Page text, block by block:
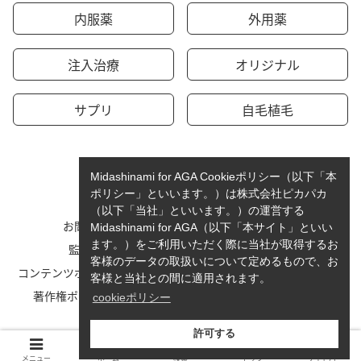
内服薬 外用薬
注入治療 オリジナル
サプリ 自毛植毛
お問い合わせ
運営者情報
監修者一覧
cookieポリシーについて
コンテンツポリシーと運営指針
利用規約
著作権ポリシー/免責事項
サイトマップ
© 2023-2026 Midashinami for AGA.
メニュー ホーム 検索 トップ サイドバー
Midashinami for AGA Cookieポリシー（以下「本
ポリシー」といいます。）は株式会社ピカパカ
（以下「当社」といいます。）の運営する
Midashinami for AGA（以下「本サイト」といい
ます。）をご利用いただく際に当社が取得するお
客様のデータの取扱いについて定めるもので、お
客様と当社との間に適用されます。
cookieポリシー
許可する